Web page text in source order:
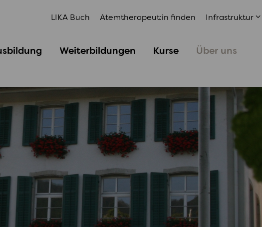
LIKA Buch Atemtherapeut:in finden Infrastruktur
Weiterbildungen Kurse Über uns